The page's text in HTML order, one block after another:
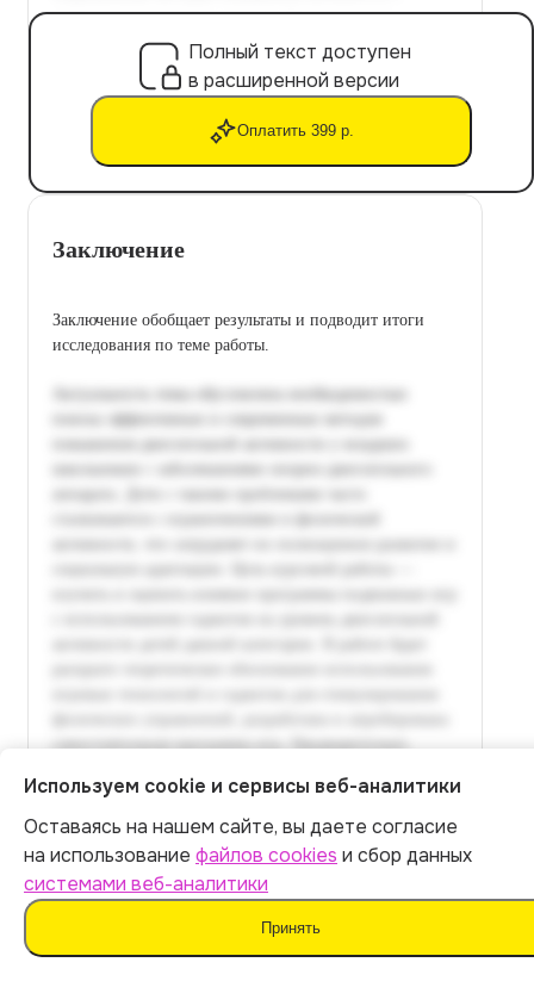
Полный текст доступен
в расширенной версии
Оплатить 399 р.
Заключение
Заключение обобщает результаты и подводит итоги
исследования по теме работы.
Итог:399р.
Оплатить
Используем cookie и сервисы веб-аналитики
Оставаясь на нашем сайте, вы даете согласие
на использование файлов cookies и сбор данных
системами веб-аналитики
Принять